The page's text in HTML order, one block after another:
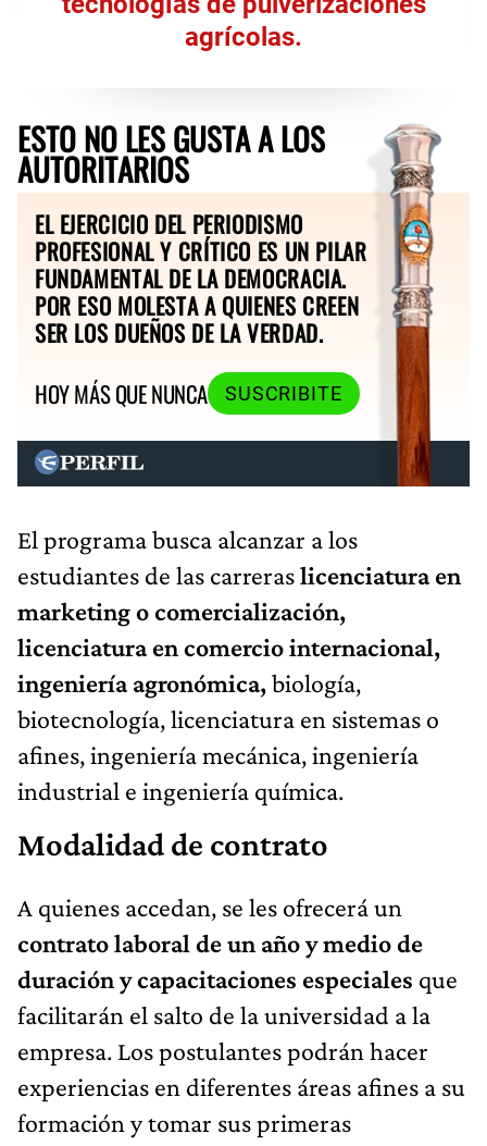
agrícolas.
ESTO NO LES GUSTA A LOS
AUTORITARIOS
EL EJERCICIO DEL PERIODISMO
PROFESIONAL Y CRÍTICO ES UN PILAR
FUNDAMENTAL DE LA DEMOCRACIA.
POR ESO MOLESTA A QUIENES CREEN
SER LOS DUEÑOS DE LA VERDAD.
HOY MÁS QUE NUNCA
SUSCRIBITE
El programa busca alcanzar a los
estudiantes de las carreraslicenciatura en
marketing o comercialización,
licenciatura en comercio internacional,
ingeniería agronómica,biología,
biotecnología, licenciatura en sistemas o
afines, ingeniería mecánica, ingeniería
industrial e ingeniería química.
Modalidad de contrato
A quienes accedan, se les ofrecerá un
contrato laboral de un año y medio de
duración y capacitaciones especiales que
facilitarán el salto de la universidad a la
empresa. Los postulantes podrán hacer
experiencias en diferentes áreas afines a su
formación y tomar sus primeras